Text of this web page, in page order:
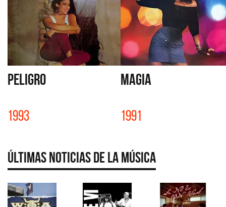
PELIGRO
1993
MAGIA
1991
Últimas Noticias de la Música